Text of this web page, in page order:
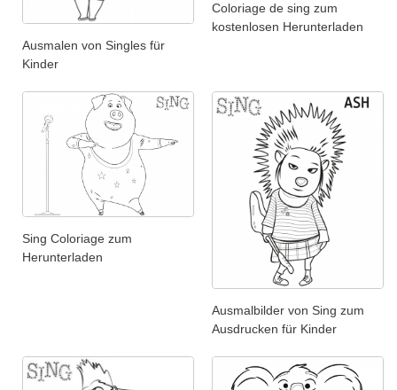
Ausmalen von Singles für
Kinder
Coloriage de sing zum
kostenlosen Herunterladen
Sing Coloriage zum
Herunterladen
Ausmalbilder von Sing zum
Ausdrucken für Kinder